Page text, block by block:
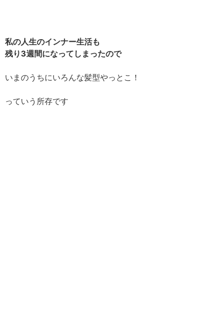
私の人生のインナー生活も
残り3週間になってしまったので
いまのうちにいろんな髪型やっとこ！
っていう所存です